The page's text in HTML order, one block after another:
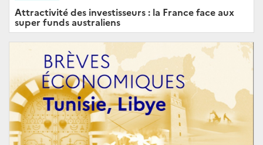
Attractivité des investisseurs : la France face aux
super funds australiens